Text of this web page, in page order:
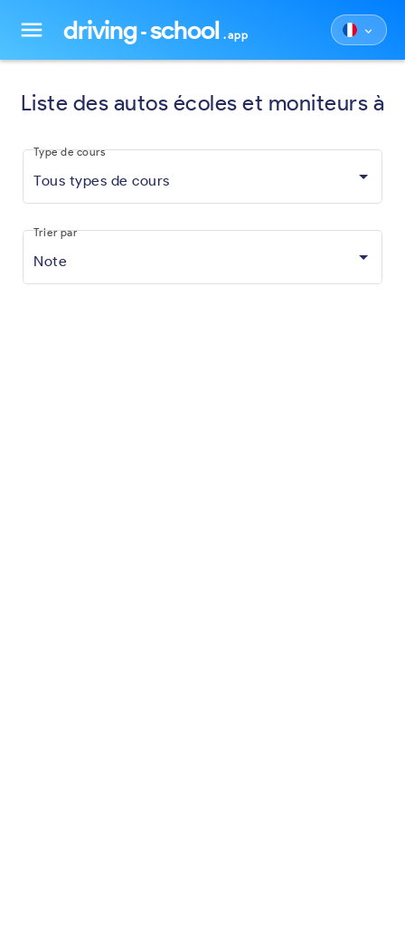
menu driving school .app keyboard_arrow_down
Liste des autos écoles et moniteurs à
Tous types de cours
Type de cours
Note
Trier par